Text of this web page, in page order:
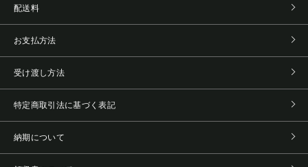
配送料
お支払方法
受け渡し方法
特定商取引法に基づく表記
納期について